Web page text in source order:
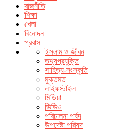
রাজনীতি
শিক্ষা
খেলা
বিনোদন
প্রবাস
ইসলাম ও জীবন
তথ্যপ্রযুক্তি
সাহিত্য-সংস্কৃতি
মুক্তমত
লাইফস্টাইল
মিডিয়া
ভিডিও
পরিচালনা পর্ষদ
উপদেষ্টা পরিষদ